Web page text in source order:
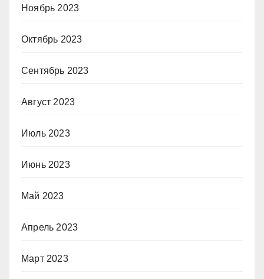
Ноябрь 2023
Октябрь 2023
Сентябрь 2023
Август 2023
Июль 2023
Июнь 2023
Май 2023
Апрель 2023
Март 2023